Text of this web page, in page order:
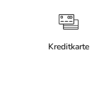
Kreditkarte